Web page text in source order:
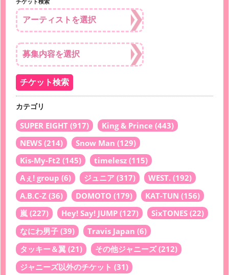
カテゴリ
SUPER EIGHT (917) King & Prince (443)
NEWS (214) Snow Man (129)
Kis-My-Ft2 (145) timelesz (115)
Aぇ! group (6) ジュニア (317) WEST. (192)
A.B.C-Z (36) DOMOTO (179) KAT-TUN (156)
嵐 (227) Hey! Say! JUMP (127) SixTONES (22)
なにわ男子 (39) Travis Japan (6)
タッキー＆翼 (21) その他ジャニーズ(212)
ジャニーズ以外のチケット (31)